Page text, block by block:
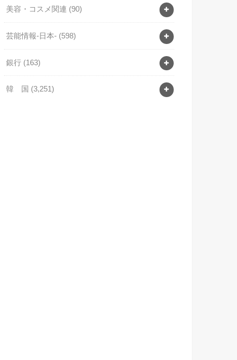
美容・コスメ関連 (90)
芸能情報-日本- (598)
銀行 (163)
韓 国 (3,251)